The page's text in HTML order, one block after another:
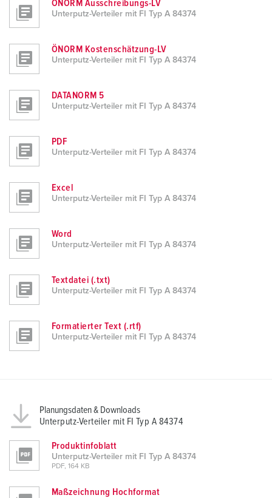
ÖNORM Ausschreibungs-LV
Unterputz-Verteiler mit FI Typ A 84374
ÖNORM Kostenschätzung-LV
Unterputz-Verteiler mit FI Typ A 84374
DATANORM 5
Unterputz-Verteiler mit FI Typ A 84374
PDF
Unterputz-Verteiler mit FI Typ A 84374
Excel
Unterputz-Verteiler mit FI Typ A 84374
Word
Unterputz-Verteiler mit FI Typ A 84374
Textdatei (.txt)
Unterputz-Verteiler mit FI Typ A 84374
Formatierter Text (.rtf)
Unterputz-Verteiler mit FI Typ A 84374
Planungsdaten & Downloads
Unterputz-Verteiler mit FI Typ A 84374
Produktinfoblatt
Unterputz-Verteiler mit FI Typ A 84374
PDF, 164 KB
Maßzeichnung Hochformat